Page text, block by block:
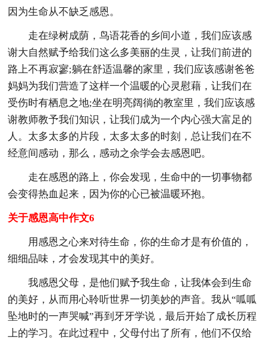
因为生命从不缺乏感恩。
走在绿树成荫，鸟语花香的乡间小道，我们应该感
谢大自然赋予给我们这么多美丽的生灵，让我们前进的
路上不再寂寥;躺在舒适温馨的家里，我们应该感谢爸爸
妈妈为我们营造了这样一个温暖的心灵慰藉，让我们在
受伤时有栖息之地;坐在明亮阔徜的教室里，我们应该感
谢教师教予我们知识，让我们成为一个内心强大富足的
人。太多太多的片段，太多太多的时刻，总让我们在不
经意间感动，那么，感动之余学会去感恩吧。
走在感恩的路上，你会发现，生命中的一切事物都
会变得热血起来，因为你的心已被温暖环抱。
关于感恩高中作文6
用感恩之心来对待生命，你的生命才是有价值的，
细细品味，才会发现其中的美好。
我感恩父母，是他们赋予我生命，让我体会到生命
的美好，从而用心聆听世界一切美妙的声音。我从“呱呱
坠地时的一声哭喊”再到牙牙学说，最后开始了成长历程
上的学习。在此过程中，父母付出了所有，他们不仅给